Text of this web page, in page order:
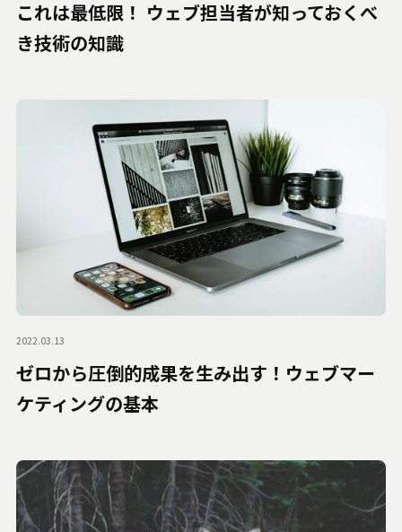
これは最低限！ ウェブ担当者が知っておくべ
き技術の知識
2022.03.13
ゼロから圧倒的成果を生み出す！ウェブマー
ケティングの基本